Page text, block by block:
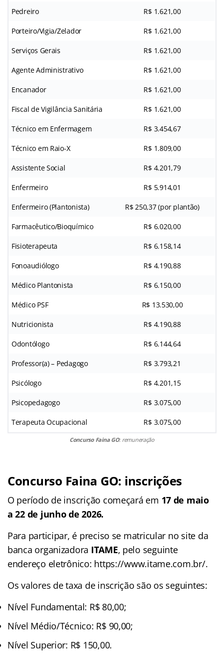
Pedreiro R$ 1.621,00
Porteiro/Vigia/Zelador R$ 1.621,00
Serviços Gerais R$ 1.621,00
Agente Administrativo R$ 1.621,00
Encanador R$ 1.621,00
Fiscal de Vigilância Sanitária R$ 1.621,00
Técnico em Enfermagem R$ 3.454,67
Técnico em Raio-X R$ 1.809,00
Assistente Social R$ 4.201,79
Enfermeiro R$ 5.914,01
Enfermeiro (Plantonista) R$ 250,37 (por plantão)
Farmacêutico/Bioquímico R$ 6.020,00
Fisioterapeuta R$ 6.158,14
Fonoaudiólogo R$ 4.190,88
Médico Plantonista R$ 6.150,00
Médico PSF R$ 13.530,00
Nutricionista R$ 4.190,88
Odontólogo R$ 6.144,64
Professor(a) – Pedagogo R$ 3.793,21
Psicólogo R$ 4.201,15
Psicopedagogo R$ 3.075,00
Terapeuta Ocupacional R$ 3.075,00
Concurso Faina GO: remuneração
Concurso Faina GO: inscrições
O período de inscrição começará em 17 de maio
a 22 de junho de 2026.
Para participar, é preciso se matricular no site da
banca organizadora ITAME, pelo seguinte
endereço eletrônico: https://www.itame.com.br/.
Os valores de taxa de inscrição são os seguintes:
Nível Fundamental: R$ 80,00;
Nível Médio/Técnico: R$ 90,00;
Nível Superior: R$ 150,00.